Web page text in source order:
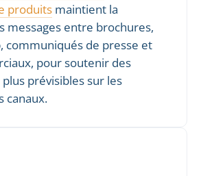
produits maintient la
messages entre brochures,
communiqués de presse et
pour soutenir des
prévisibles sur les
canaux.